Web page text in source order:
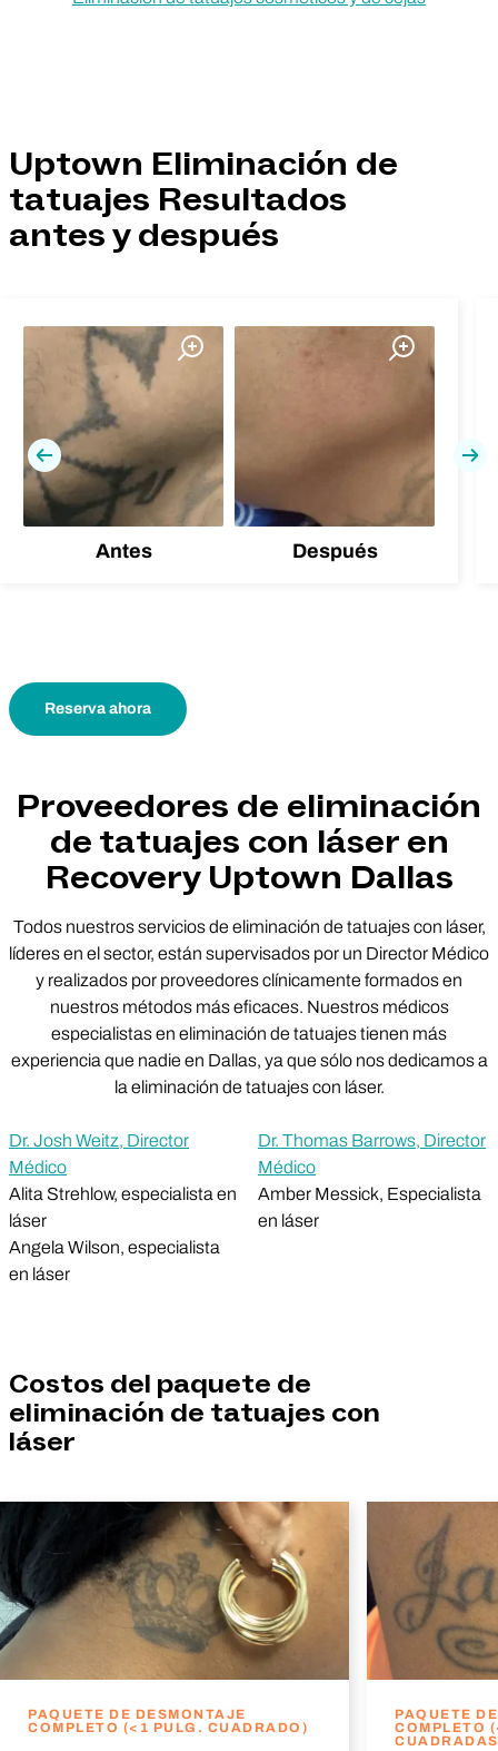
Uptown Eliminación de
tatuajes Resultados
antes y después
Antes Después
Previa
Reserva ahora
Proveedores de eliminación
de tatuajes con láser en
Recovery Uptown Dallas
Todos nuestros servicios de eliminación de tatuajes con láser,
líderes en el sector, están supervisados por un Director Médico
y realizados por proveedores clínicamente formados en
nuestros métodos más eficaces. Nuestros médicos
especialistas en eliminación de tatuajes tienen más
experiencia que nadie en Dallas, ya que sólo nos dedicamos a
la eliminación de tatuajes con láser.
Dr. Josh Weitz, Director
Médico
Dr. Thomas Barrows, Director
Médico
Alita Strehlow, especialista en
láser
Amber Messick, Especialista
en láser
Angela Wilson, especialista
en láser
Costos del paquete de
eliminación de tatuajes con
láser
PAQUETE DE DESMONTAJE
COMPLETO (<1 PULG. CUADRADO)
PAQUETE
COMPLETO